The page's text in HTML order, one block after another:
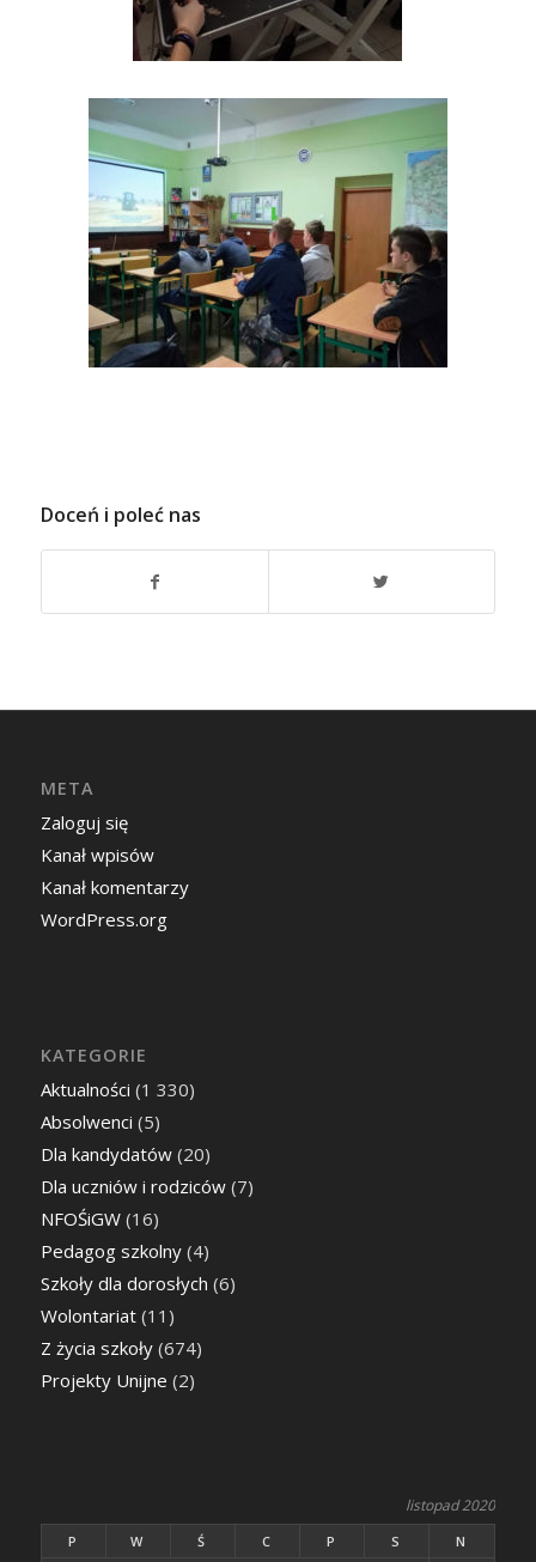
Doceń i poleć nas
META
Zaloguj się
Kanał wpisów
Kanał komentarzy
WordPress.org
KATEGORIE
Aktualności (1 330)
Absolwenci (5)
Dla kandydatów(20)
Dla uczniów i rodziców(7)
NFOŚiGW(16)
Pedagog szkolny(4)
Szkoły dla dorosłych (6)
Wolontariat(11)
Z życia szkoły(674)
Projekty Unijne (2)
listopad 2020
P W Ś C P S N